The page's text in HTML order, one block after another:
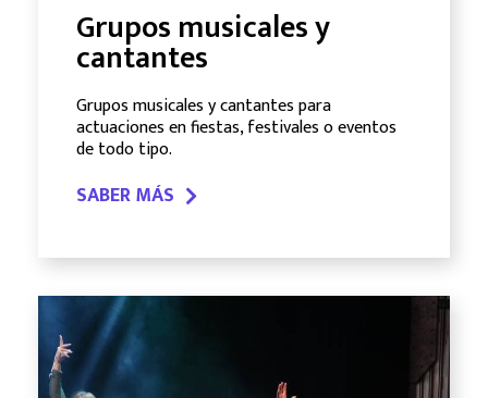
Grupos musicales y
cantantes
Grupos musicales y cantantes para
actuaciones en fiestas, festivales o eventos
de todo tipo.
SABER MÁS